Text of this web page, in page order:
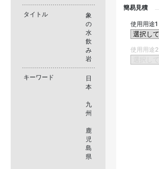
タイトル
象
の
水
飲
み
岩
キーワード
日
本
九
州
鹿
児
島
県
簡易見積
使用用途1
使用用途2